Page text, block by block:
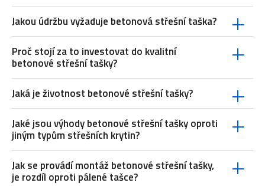
Jakou údržbu vyžaduje betonová střešní taška?
Proč stojí za to investovat do kvalitní
betonové střešní tašky?
Jaká je životnost betonové střešní tašky?
Jaké jsou výhody betonové střešní tašky oproti
jiným typům střešních krytin?
Jak se provádí montáž betonové střešní tašky,
je rozdíl oproti pálené tašce?